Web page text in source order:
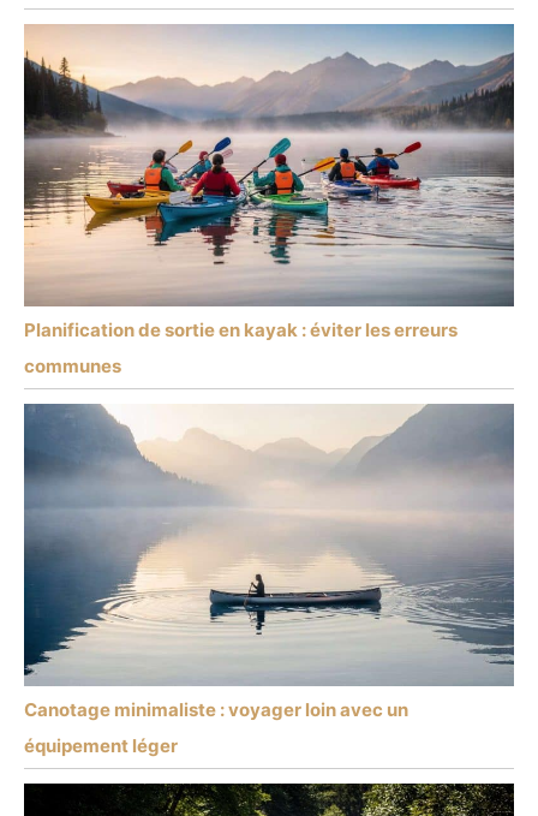
Planification de sortie en kayak : éviter les erreurs
communes
Canotage minimaliste : voyager loin avec un
équipement léger